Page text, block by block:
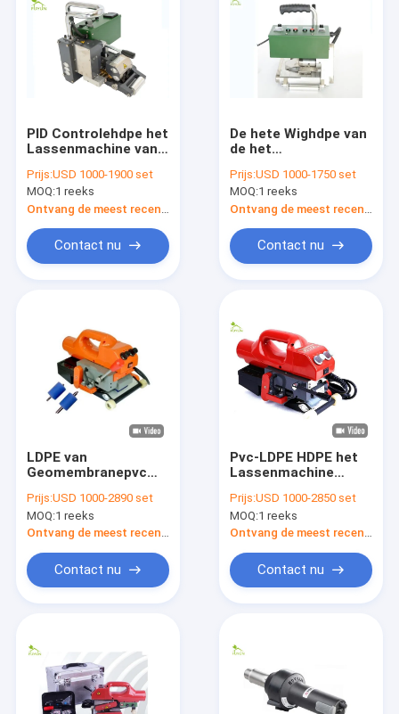
Ongeveer ons
PID Controlehdpe het
Lassenmachine van
het Waterdicht
maken Projecten Te
bouwen
Prijs:USD 1000-1900 set
MOQ:1 reeks
Contact nu
De hete Wighdpe van
de het
Geomembrane Snelle
Snelheid 50/60Hz
Prijs:USD 1000-1750 set
MOQ:1 reeks
Contact nu
LDPE van
Geomembranepvc
het Voeringslassen
0.35mm Dikte
Prijs:USD 1000-2890 set
MOQ:1 reeks
Ontvang de meest recente Prijs
Contact nu
Pvc-LDPE HDPE het
Lassenmachine
Geomembrane Dikte
Prijs:USD 1000-2850 set
MOQ:1 reeks
Ontvang de meest recente Prijs
Contact nu